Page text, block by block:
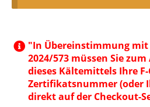
"In Übereinstimmung mit
2024/573 müssen Sie
dieses Kältemittels Ihre F-
Zertifikatsnummer (oder
direkt auf der Checkout-